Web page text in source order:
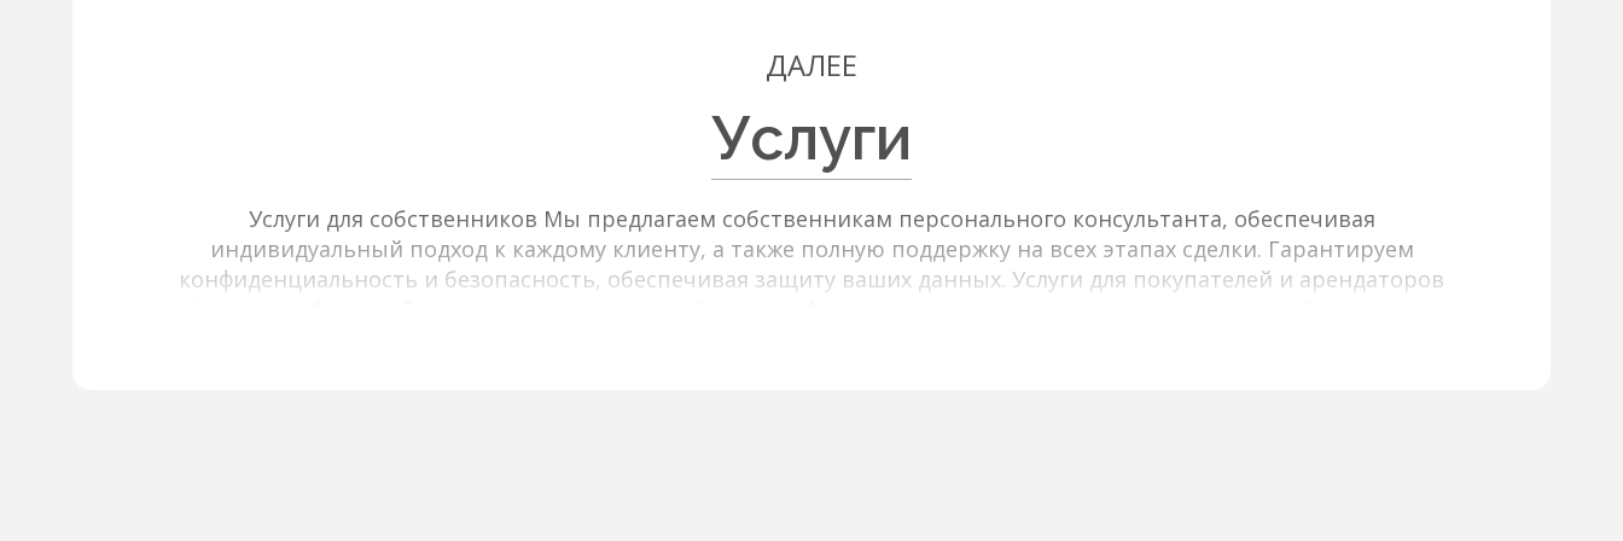
ДАЛЕЕ
Услуги
Услуги для собственников Мы предлагаем собственникам персонального консультанта, обеспечивая
индивидуальный подход к каждому клиенту, а также полную поддержку на всех этапах сделки. Гарантируем
конфиденциальность и безопасность, обеспечивая защиту ваших данных. Услуги для покупателей и арендаторов